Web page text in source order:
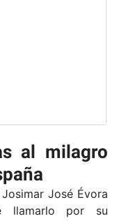
al milagro
José Évora
llamarlo por su